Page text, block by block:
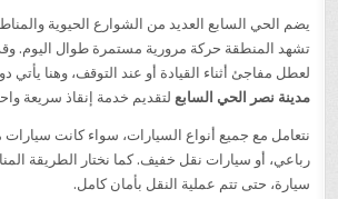
يضم الحي السابع العديد من الشوارع الحيوية
تشهد المنطقة حركة مرورية مستمرة طوال اليوم.
لعطل مفاجئ أثناء القيادة أو عند التوقف، وهنا يأتي
مدينة نصر الحي السابع لتقديم خدمة إنقاذ سريعة
نتعامل مع جميع أنواع السيارات، سواء كانت سيارات
رباعي، أو سيارات نقل خفيف. كما نختار الطريقة
سيارة، حتى تتم عملية النقل بأمان كامل.